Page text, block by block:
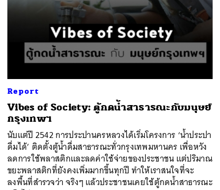
Report
Vibes of Society: ตู้กดน้ำสาธารณะกับมนุษย์
กรุงเทพฯ
นับแต่ปี 2542 การประปานครหลวงได้เริ่มโครงการ ‘น้ำประปา
ดื่มได้’ ติดตั้งตู้น้ำดื่มสาธารณะทั่วกรุงเทพมหานคร เพื่อหวัง
ลดการใช้พลาสติกและลดค่าใช้จ่ายของประชาชน แต่ปริมาณ
ขยะพลาสติกที่ยังคงเพิ่มมากขึ้นทุกปี ทำให้เราสนใจที่จะ
ลงพื้นที่สำรวจว่า จริงๆ แล้วประชาชนเคยใช้ตู้กดน้ำสาธารณะ